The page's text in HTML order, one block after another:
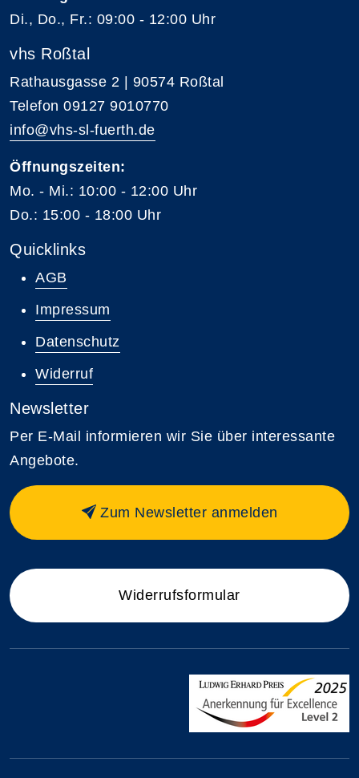
Di., Do., Fr.: 09:00 - 12:00 Uhr
vhs Roßtal
Rathausgasse 2 | 90574 Roßtal
Telefon 09127 9010770
info@vhs-sl-fuerth.de
Öffnungszeiten:
Mo. - Mi.: 10:00 - 12:00 Uhr
Do.: 15:00 - 18:00 Uhr
Quicklinks
AGB
Impressum
Datenschutz
Widerruf
Newsletter
Per E-Mail informieren wir Sie über interessante
Angebote.
Zum Newsletter anmelden
Widerrufsformular